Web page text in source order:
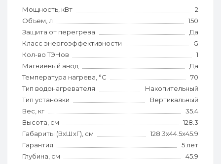
Мощность, кВт
2
Объем, л
150
Защита от перегрева
Да
Класс энергоэффективности
G
Кол-во ТЭНов
1
Магниевый анод
Да
Температура нагрева, °С
70
Тип водонагревателя
Накопительный
Тип установки
Вертикальный
Вес, кг
35.4
Высота, см
128.3
Габариты (ВхШхГ), см
128.3x44.5x45.9
Гарантия
5 лет
Глубина, см
45.9